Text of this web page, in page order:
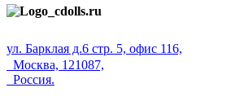
ул. Барклая д.6 стр. 5, офис 116,
Москва, 121087,
Россия.